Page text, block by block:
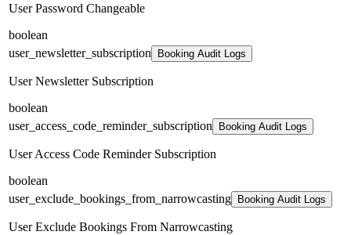
User Password Changeable
boolean
user_newsletter_subscription
Booking Audit Logs
User Newsletter Subscription
boolean
user_access_code_reminder_subscription
Booking Audit Logs
User Access Code Reminder Subscription
boolean
user_exclude_bookings_from_narrowcasting
Booking Audit Logs
User Exclude Bookings From Narrowcasting